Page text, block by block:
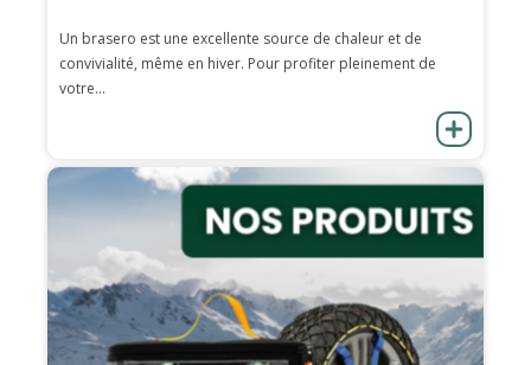
Un brasero est une excellente source de chaleur et de
convivialité, même en hiver. Pour profiter pleinement de
votre...